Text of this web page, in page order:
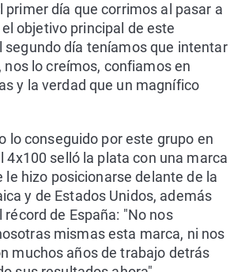
primer día que corrimos al pasar a
el objetivo principal de este
segundo día teníamos que intentar
nos lo creímos, confiamos en
y la verdad que un magnífico
lo conseguido por este grupo en
4x100 selló la plata con una marca
le hizo posicionarse delante de la
y de Estados Unidos, además
de España: "No nos
mismas esta marca, ni nos
muchos años de trabajo detrás